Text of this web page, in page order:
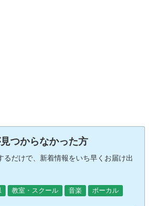
つからなかった方
るだけで、新着情報をいち早くお届け出
教室・スクール 音楽 ボーカル